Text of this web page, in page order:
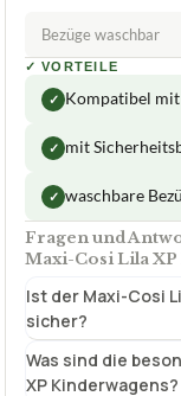
Bezüge waschbar
✓ VORTEILE
✓ Kompatibel mit
✓ mit
✓ waschbare
Fragen und
Maxi-Cosi Lila
Ist der Maxi-Cosi
sicher?
Was sind die
XP Kinderwagens?